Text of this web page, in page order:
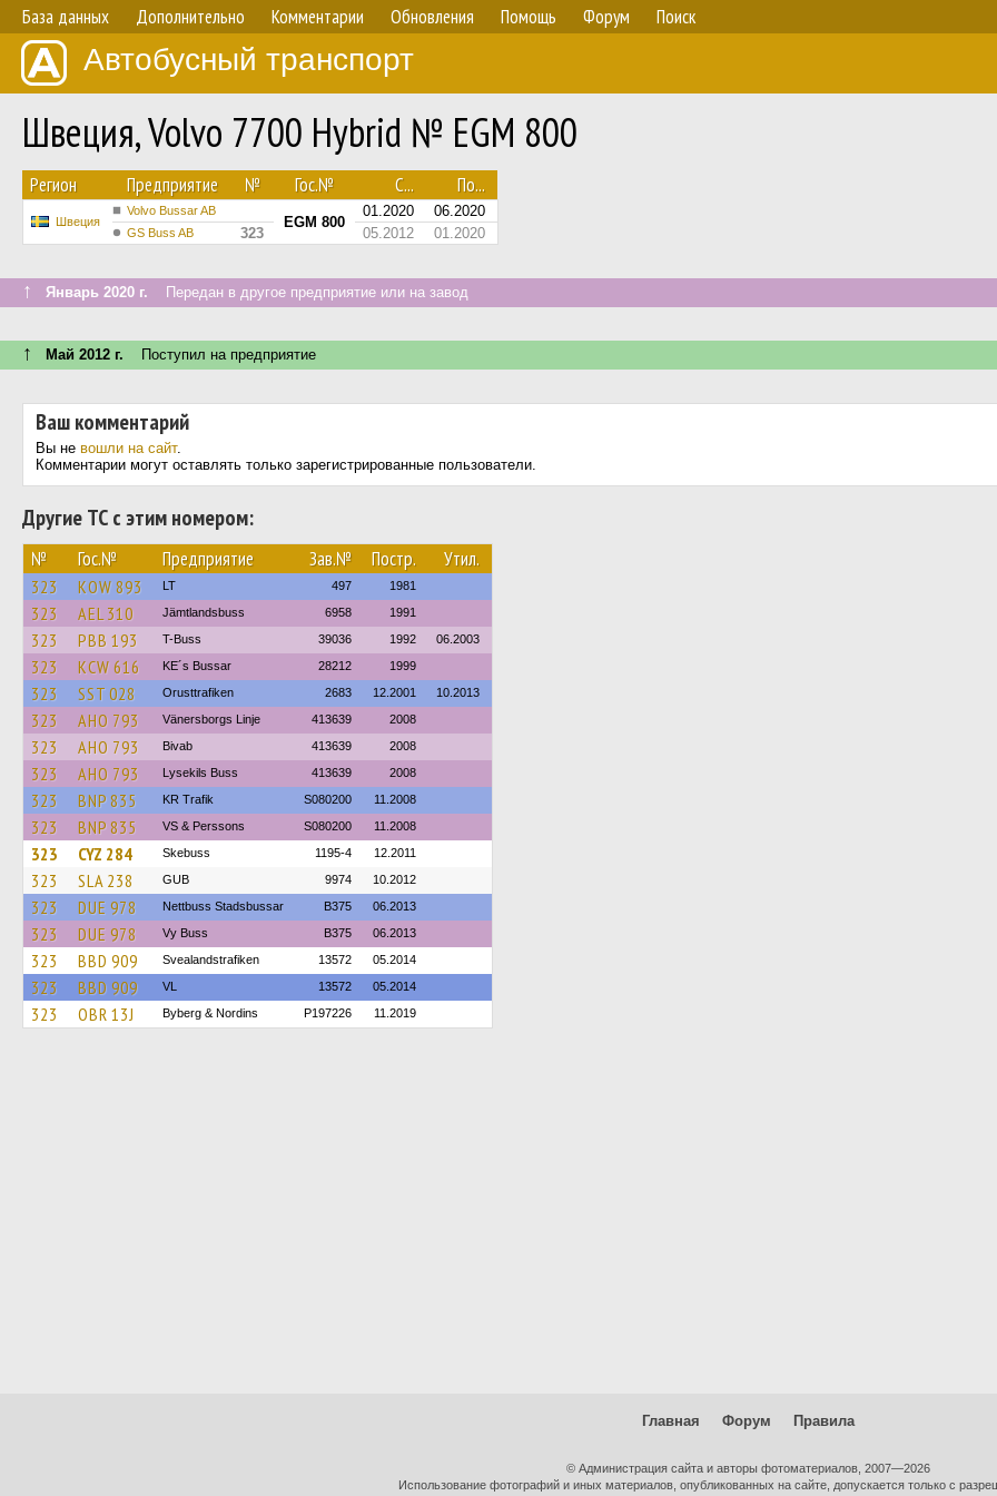
База данных Дополнительно Комментарии Обновления Помощь Форум Поиск
Автобусный транспорт
Швеция, Volvo 7700 Hybrid № EGM 800
Регион Предприятие № Гос.№ С... По...
Швеция
Volvo Bussar AB
EGM 800
01.2020 06.2020
GS Buss AB 323 05.2012 01.2020
↑ Январь 2020 г. Передан в другое предприятие или на завод
↑ Май 2012 г. Поступил на предприятие
Ваш комментарий
Вы не вошли на сайт.
Комментарии могут оставлять только зарегистрированные пользователи.
Другие ТС с этим номером:
№ Гос.№ Предприятие Зав.№ Постр. Утил.
323 KOW 893 LT 497 1981
323 AEL 310 Jämtlandsbuss 6958 1991
323 PBB 193 T-Buss 39036 1992 06.2003
323 KCW 616 KE´s Bussar 28212 1999
323 SST 028 Orusttrafiken 2683 12.2001 10.2013
323 AHO 793 Vänersborgs Linje 413639 2008
323 AHO 793 Bivab 413639 2008
323 AHO 793 Lysekils Buss 413639 2008
323 BNP 835 KR Trafik S080200 11.2008
323 BNP 835 VS & Perssons S080200 11.2008
323 CYZ 284 Skebuss 1195-4 12.2011
323 SLA 238 GUB 9974 10.2012
323 DUE 978 Nettbuss Stadsbussar B375 06.2013
323 DUE 978 Vy Buss B375 06.2013
323 BBD 909 Svealandstrafiken 13572 05.2014
323 BBD 909 VL 13572 05.2014
323 OBR 13J Byberg & Nordins P197226 11.2019
Главная Форум Правила
© Администрация сайта и авторы фотоматериалов, 2007—2026
Использование фотографий и иных материалов, опубликованных на сайте, допускается только с